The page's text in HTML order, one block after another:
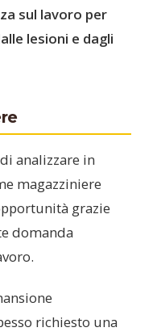
sul lavoro per
lesioni e dagli
analizzare in
magazziniere
grazie
domanda
richiesto una